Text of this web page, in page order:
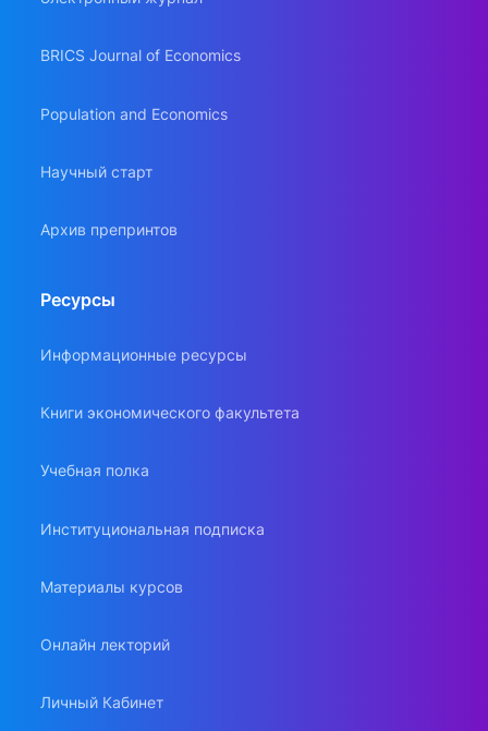
BRICS Journal of Economics
Population and Economics
Научный старт
Архив препринтов
Ресурсы
Информационные ресурсы
Книги экономического факультета
Учебная полка
Институциональная подписка
Материалы курсов
Онлайн лекторий
Личный Кабинет